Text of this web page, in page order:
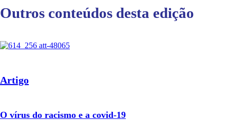
Outros conteúdos desta edição
Artigo
O vírus do racismo e a covid-19